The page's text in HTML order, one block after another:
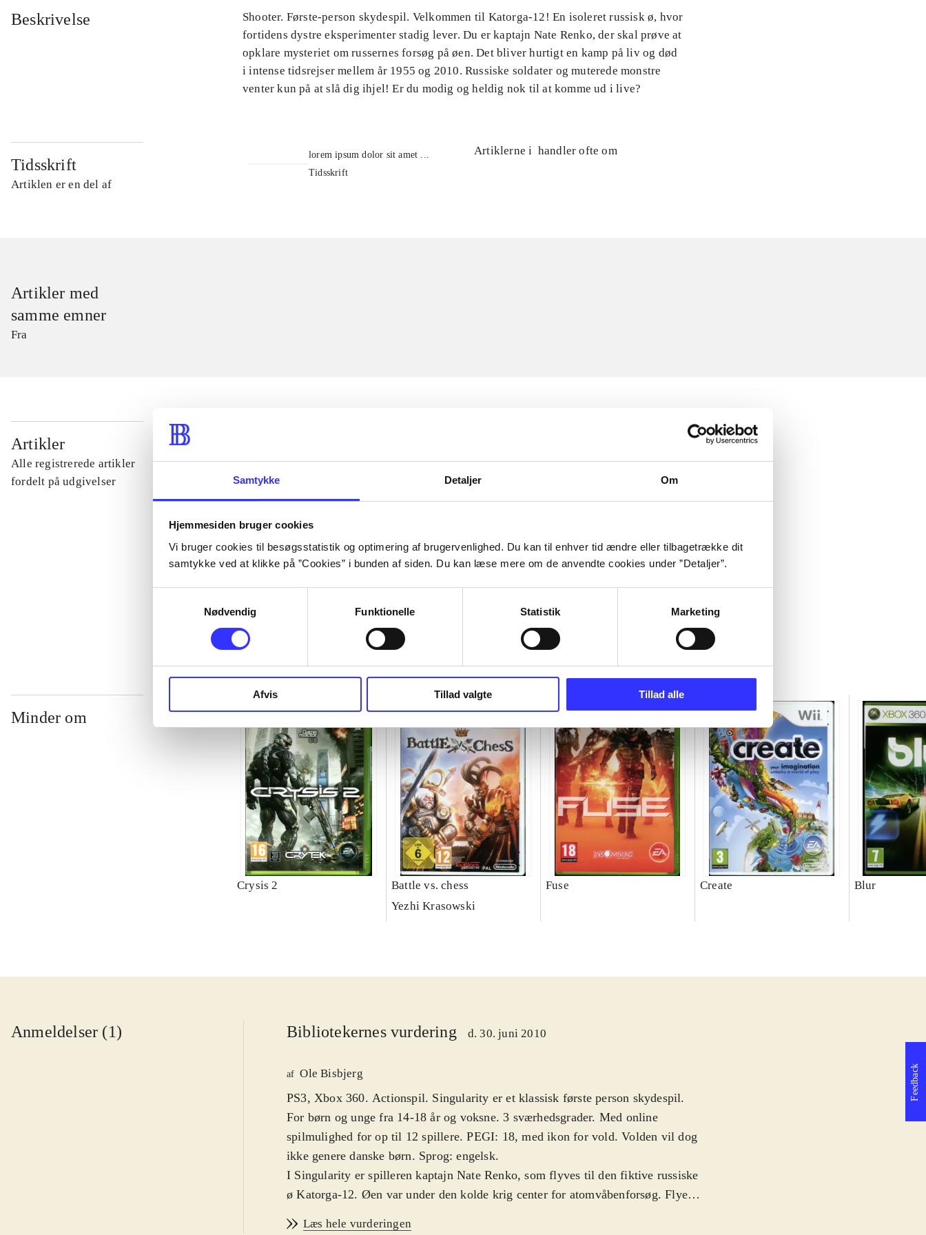
Samtykke Detaljer Om
Hjemmesiden bruger cookies
Vi bruger cookies til besøgsstatistik og optimering af brugervenlighed. Du kan til enhver tid ændre eller tilbagetrække dit
samtykke ved at klikke på ”Cookies” i bunden af siden. Du kan læse mere om de anvendte cookies under ”Detaljer”.
Nødvendig
Funktionelle Statistik Marketing
Afvis Tillad valgte Tillad alle
Beskrivelse
Shooter. Første-person skydespil. Velkommen til Katorga-12! En isoleret russisk ø, hvor
fortidens dystre eksperimenter stadig lever. Du er kaptajn Nate Renko, der skal prøve at
opklare mysteriet om russernes forsøg på øen. Det bliver hurtigt en kamp på liv og død
i intense tidsrejser mellem år 1955 og 2010. Russiske soldater og muterede monstre
venter kun på at slå dig ihjel! Er du modig og heldig nok til at komme ud i live?
Tidsskrift
Artiklen er en del af
lorem ipsum dolor sit amet ...
Tidsskrift
Artiklerne i handler ofte om
Artikler med
samme emner
Fra
Artikler
Alle registrerede artikler
fordelt på udgivelser
...
...
...
...
Minder om
Crysis 2
Battle vs. chess
Yezhi Krasowski
Fuse Create Blur
Anmeldelser (1) Bibliotekernes vurdering d. 30. juni 2010
af Ole Bisbjerg
PS3, Xbox 360. Actionspil. Singularity er et klassisk første person skydespil.
For børn og unge fra 14-18 år og voksne. 3 sværhedsgrader. Med online
spilmulighed for op til 12 spillere. PEGI: 18, med ikon for vold. Volden vil dog
ikke genere danske børn. Sprog: engelsk.
I Singularity er spilleren kaptajn Nate Renko, som flyves til den fiktive russiske
ø Katorga-12. Øen var under den kolde krig center for atomvåbenforsøg. Flyet
Læs hele vurderingen
Feedback